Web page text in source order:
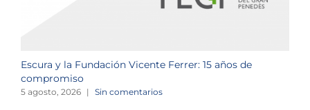
Escura y la Fundación Vicente Ferrer: 15 años de
compromiso
5 agosto, 2026 | Sin comentarios